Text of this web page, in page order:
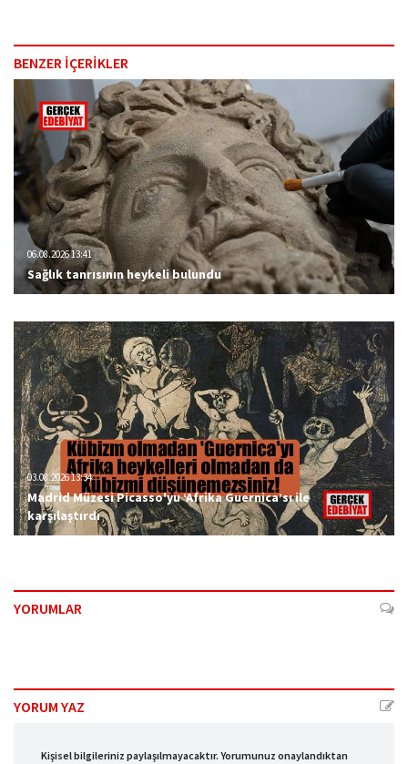
BENZER İÇERİKLER
06.08.2026 13:41
Sağlık tanrısının heykeli bulundu
03.08.2026 13:34
Madrid Müzesi Picasso'yu ‘Afrika Guernica’sı ile
karşılaştırdı
YORUMLAR
YORUM YAZ
Kişisel bilgileriniz paylaşılmayacaktır. Yorumunuz onaylandıktan